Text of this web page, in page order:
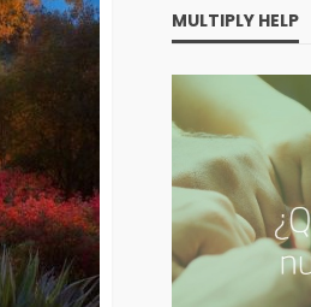
MULTIPLY HELP